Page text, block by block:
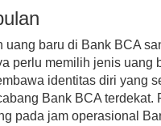
uang baru di Bank BCA
perlu memilih jenis uang
identitas diri yang
Bank BCA terdekat.
pada jam operasional